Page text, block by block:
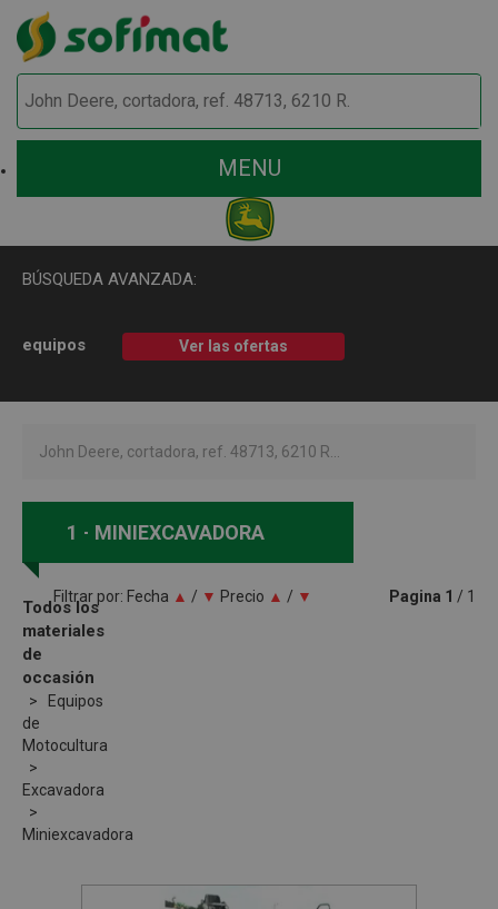
MENU
BÚSQUEDA AVANZADA:
equipos Ver las ofertas
Todos los
materiales
de
occasión
Equipos
de
Motocultura
Excavadora
Miniexcavadora
1 MINIEXCAVADORA
Filtrar por: Fecha ▲ / ▼ Precio ▲ / ▼ Pagina 1 / 1